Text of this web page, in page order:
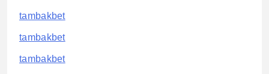
tambakbet
tambakbet
tambakbet